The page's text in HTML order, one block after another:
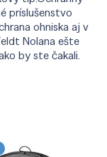
príslušenstvo
ohniska aj v
Nolana ešte
by ste čakali.